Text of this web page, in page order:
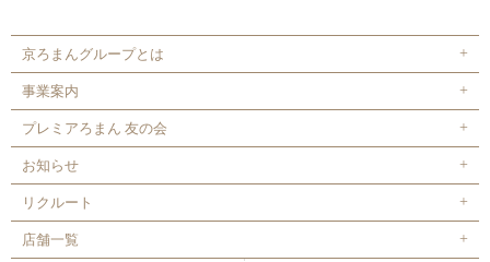
京ろまんグループとは
事業案内
プレミアろまん 友の会
お知らせ
リクルート
店舗一覧